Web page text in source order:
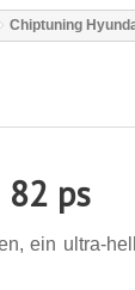
Chiptuning
82 ps
ein ultra-